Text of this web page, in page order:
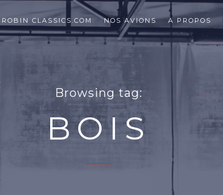
ROBIN CLASSICS.COM NOS AVIONS A PROPOS
Browsing tag:
BOIS